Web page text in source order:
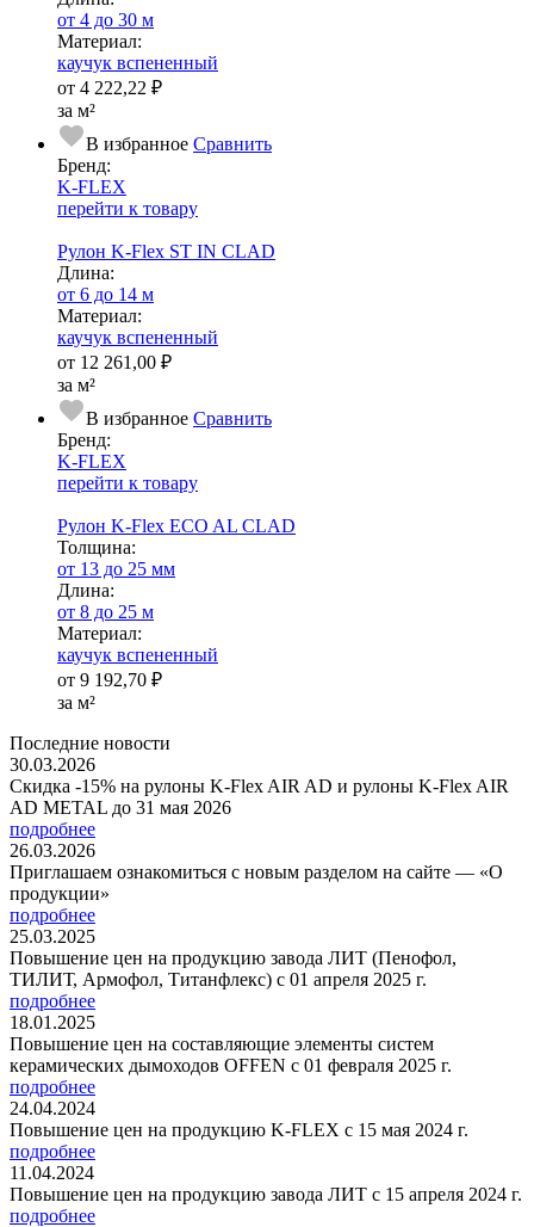
от 4 до 30 м
Ма­­те­­ри­­ал:
каучук вспененный
от 4 222,22 ₽
за м²
В избранное Сравнить
Бренд:
K-FLEX
перейти к товару
Рулон K-Flex ST IN CLAD
Длина:
от 6 до 14 м
Ма­­те­­ри­­ал:
каучук вспененный
от 12 261,00 ₽
за м²
В избранное Сравнить
Бренд:
K-FLEX
перейти к товару
Рулон K-Flex ECO AL CLAD
Тол­щи­на:
от 13 до 25 мм
Длина:
от 8 до 25 м
Ма­­те­­ри­­ал:
каучук вспененный
от 9 192,70 ₽
за м²
Последние новости
30.03.2026
Скидка -15% на рулоны K-Flex AIR AD и рулоны K-Flex AIR
AD METAL до 31 мая 2026
подробнее
26.03.2026
Приглашаем ознакомиться с новым разделом на сайте — «О
продукции»
подробнее
25.03.2025
Повышение цен на продукцию завода ЛИТ (Пенофол,
ТИЛИТ, Армофол, Титанфлекс) с 01 апреля 2025 г.
подробнее
18.01.2025
Повышение цен на составляющие элементы систем
керамических дымоходов OFFEN с 01 февраля 2025 г.
подробнее
24.04.2024
Повышение цен на продукцию K-FLEX с 15 мая 2024 г.
подробнее
11.04.2024
Повышение цен на продукцию завода ЛИТ с 15 апреля 2024 г.
подробнее